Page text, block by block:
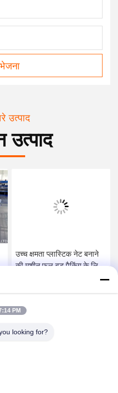
भेजना
उत्पाद
उत्पाद
उच्च क्षमता प्लास्टिक नेट बनाने
की मशीन फूल बड पैकिंग के लिए
PM
looking for?